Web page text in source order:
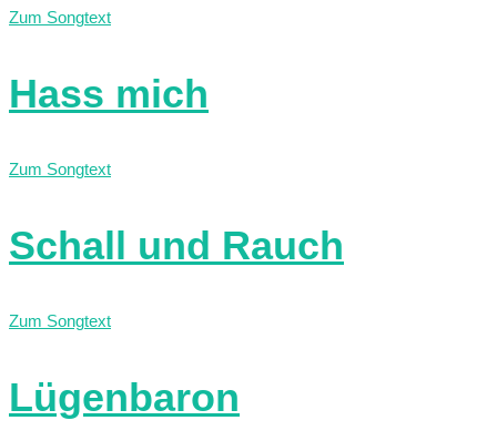
Zum Songtext
Hass mich
Zum Songtext
Schall und Rauch
Zum Songtext
Lügenbaron